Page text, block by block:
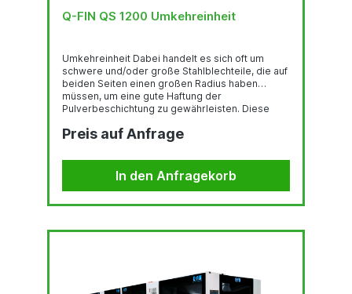
Q-FIN QS 1200 Umkehreinheit
Umkehreinheit Dabei handelt es sich oft um
schwere und/oder große Stahlblechteile, die auf
beiden Seiten einen großen Radius haben
müssen, um eine gute Haftung der
Pulverbeschichtung zu gewährleisten. Diese
geführt und dazwischen gewendet werden.
Letzteres geschieht häufig von Hand oder mit
Hilfe eines Brückenkrans. Das ist zeitaufwändig,
anstrengend für die Betreiber und nicht ganz
ungefährlich. Da die GrindingPower-Philosophie
Preis auf Anfrage
In den Anfragekorb